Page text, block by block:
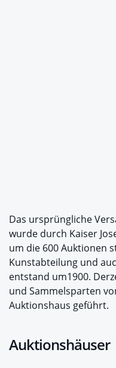
Das ursprüngliche
wurde durch Kaiser
um die 600 Auktionen
Kunstabteilung und
entstand um1900.
und Sammelsparten
Auktionshaus geführt.
Auktionshäuser